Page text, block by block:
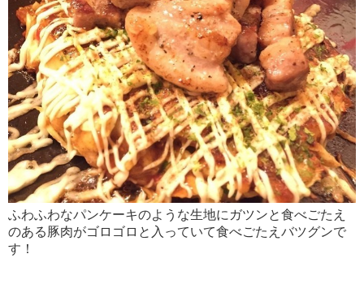
ふわふわなパンケーキのような生地にガツンと食べごたえ
のある豚肉がゴロゴロと入っていて食べごたえバツグンで
す！